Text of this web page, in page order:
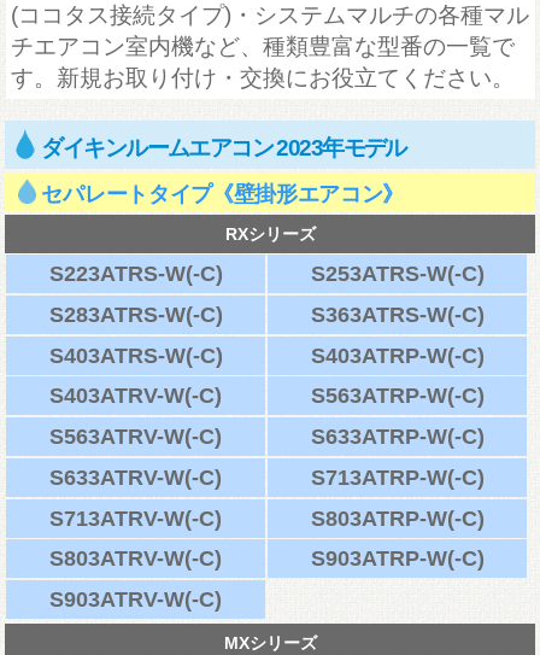
(ココタス接続タイプ)・システムマルチの各種マル
チエアコン室内機など、種類豊富な型番の一覧で
す。新規お取り付け・交換にお役立てください。
ダイキンルームエアコン 2023年モデル
セパレートタイプ《壁掛形エアコン》
RXシリーズ
S223ATRS-W(-C)
S253ATRS-W(-C)
S283ATRS-W(-C)
S363ATRS-W(-C)
S403ATRS-W(-C)
S403ATRP-W(-C)
S403ATRV-W(-C)
S563ATRP-W(-C)
S563ATRV-W(-C)
S633ATRP-W(-C)
S633ATRV-W(-C)
S713ATRP-W(-C)
S713ATRV-W(-C)
S803ATRP-W(-C)
S803ATRV-W(-C)
S903ATRP-W(-C)
S903ATRV-W(-C)
MXシリーズ